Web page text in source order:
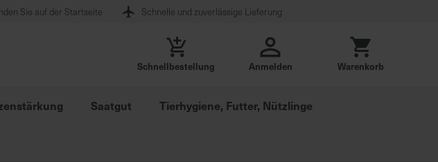
Sie auf der Startseite Schnelle und zuverlässige Lieferung
Schnellbestellung Anmelden Warenkorb
Saatgut Tierhygiene, Futter, Nützlinge